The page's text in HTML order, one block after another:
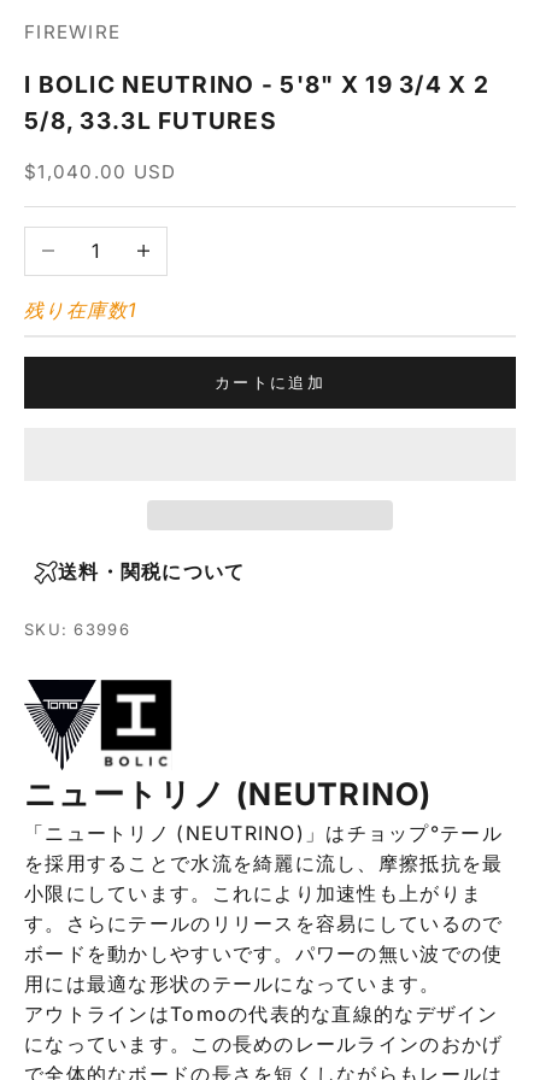
FIREWIRE
I BOLIC NEUTRINO - 5'8" X 19 3/4 X 2
5/8, 33.3L FUTURES
セール価格
$1,040.00 USD
数量を減らす数量を増やす
残り在庫数1
カートに追加
送料・関税について
SKU: 63996
ニュートリノ (NEUTRINO)
「ニュートリノ (NEUTRINO)」はチョップ°テール
を採用することで水流を綺麗に流し、摩擦抵抗を最
小限にしています。これにより加速性も上がりま
す。さらにテールのリリースを容易にしているので
ボードを動かしやすいです。パワーの無い波での使
用には最適な形状のテールになっています。
アウトラインはTomoの代表的な直線的なデザイン
になっています。この長めのレールラインのおかげ
で全体的なボードの長さを短くしながらもレールは